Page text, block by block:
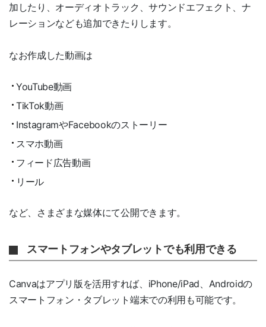
加したり、オーディオトラック、サウンドエフェクト、ナ
レーションなども追加できたりします。
なお作成した動画は
YouTube動画
TikTok動画
InstagramやFacebookのストーリー
スマホ動画
フィード広告動画
リール
など、さまざまな媒体にて公開できます。
スマートフォンやタブレットでも利用できる
Canvaはアプリ版を活用すれば、iPhone/iPad、Androidの
スマートフォン・タブレット端末での利用も可能です。